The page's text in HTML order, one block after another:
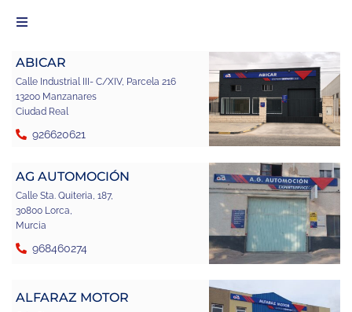
ABICAR
Calle Industrial III- C/XIV, Parcela 216
13200 Manzanares
Ciudad Real
926620621
AG AUTOMOCIÓN
Calle Sta. Quiteria, 187,
30800 Lorca,
Murcia
968460274
ALFARAZ MOTOR